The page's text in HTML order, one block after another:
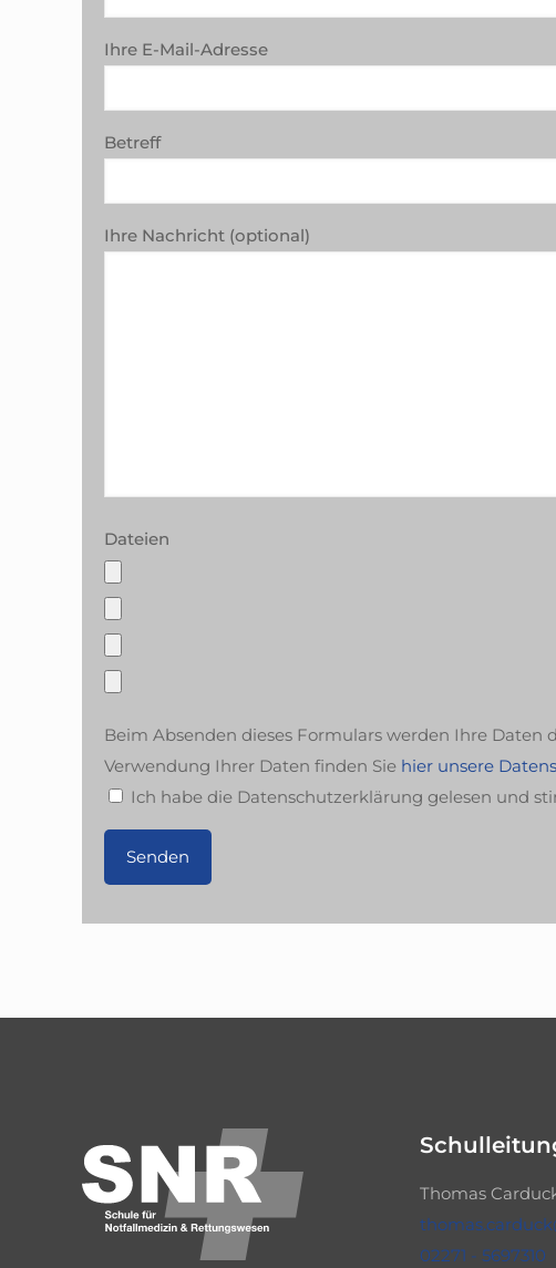
Ihre E-Mail-Adresse
Betreff
Ihre Nachricht (optional)
Dateien
Beim Absenden dieses Formulars werden Ihre Daten
Verwendung Ihrer Daten finden Sie hier unsere
Ich habe die Datenschutzerklärung gelesen und
Thomas
02271 - 5697310